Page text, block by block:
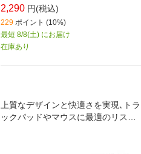
2,290 円(税込)
229 ポイント (10%)
最短 8/8(土) にお届け
在庫あり
上質なデザインと快適さを実現､トラ
ックパッドやマウスに最適のリスト